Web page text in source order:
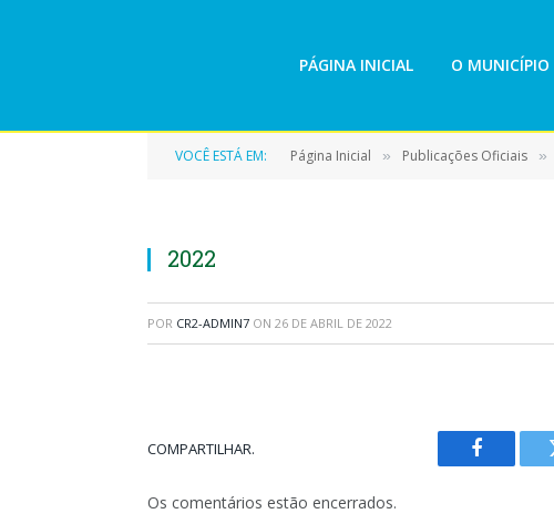
PÁGINA INICIAL O MUNICÍPIO
VOCÊ ESTÁ EM: Página Inicial » Publicações Oficiais »
2022
POR CR2-ADMIN7 ON 26 DE ABRIL DE 2022
COMPARTILHAR.
Facebook
Os comentários estão encerrados.